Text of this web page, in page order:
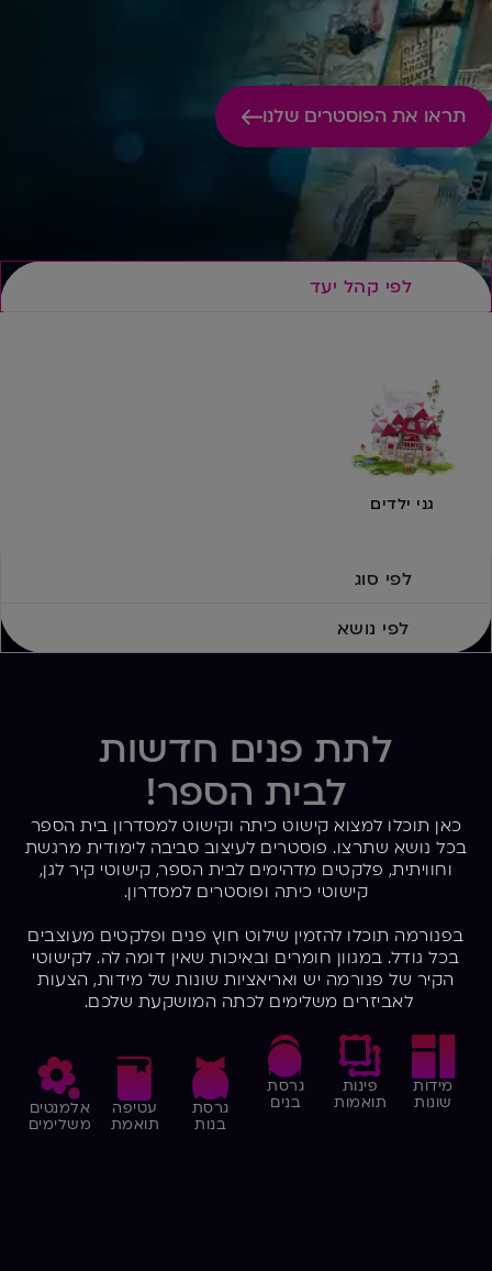
תראו את הפוסטרים שלנו
לפי קהל יעד
גני ילדים
לפי סוג
לפי נושא
לתת פנים חדשות
לבית הספר!
כאן תוכלו למצוא קישוט כיתה וקישוט למסדרון בית הספר
בכל נושא שתרצו. פוסטרים לעיצוב סביבה לימודית מרגשת
וחוויתית, פלקטים מדהימים לבית הספר, קישוטי קיר לגן,
קישוטי כיתה ופוסטרים למסדרון.
בפנורמה תוכלו להזמין שילוט חוץ פנים ופלקטים מעוצבים
בכל גודל. במגוון חומרים ובאיכות שאין דומה לה. לקישוטי
הקיר של פנורמה יש ואריאציות שונות של מידות, הצעות
לאביזרים משלימים לכתה המושקעת שלכם.
מידות
שונות
פינות
תואמות
גרסת
בנים
גרסת
בנות
עטיפה
תואמת
אלמנטים
משלימים